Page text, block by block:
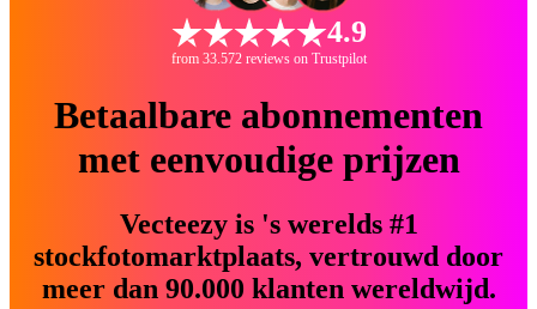
4.9
from 33.572 reviews on Trustpilot
Betaalbare abonnementen
met eenvoudige prijzen
Vecteezy is 's werelds #1
stockfotomarktplaats, vertrouwd door
meer dan 90.000 klanten wereldwijd.